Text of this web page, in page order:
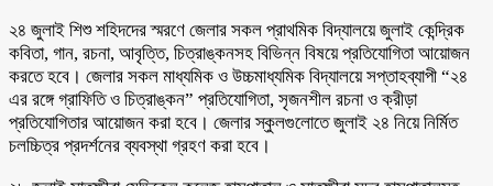
২৪ জুলাই শিশু শহিদদের স্মরণে জেলার সকল প্রাথমিক বিদ্যালয়ে জুলাই কেন্দ্রিক
কবিতা, গান, রচনা, আবৃত্তি, চিত্রাঙ্কনসহ বিভিন্ন বিষয়ে প্রতিযোগিতা আয়োজন
করতে হবে। জেলার সকল মাধ্যমিক ও উচ্চমাধ্যমিক বিদ্যালয়ে সপ্তাহব্যাপী “২৪
এর রঙ্গে গ্রাফিতি ও চিত্রাঙ্কন” প্রতিযোগিতা, সৃজনশীল রচনা ও ক্রীড়া
প্রতিযোগিতার আয়োজন করা হবে। জেলার স্কুলগুলোতে জুলাই ২৪ নিয়ে নির্মিত
চলচ্চিত্র প্রদর্শনের ব্যবস্থা গ্রহণ করা হবে।